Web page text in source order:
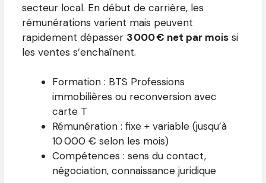
secteur local. En début de carrière, les
rémunérations varient mais peuvent
rapidement dépasser 3 000 € net par mois si
les ventes s’enchaînent.
Formation : BTS Professions
immobilières ou reconversion avec
carte T
Rémunération : fixe + variable (jusqu’à
10 000 € selon les mois)
Compétences : sens du contact,
négociation, connaissance juridique